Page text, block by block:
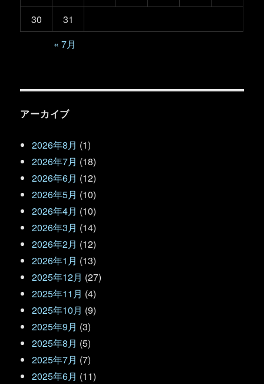
30
31
« 7月
アーカイブ
2026年8月 (1)
2026年7月 (18)
2026年6月 (12)
2026年5月 (10)
2026年4月 (10)
2026年3月 (14)
2026年2月 (12)
2026年1月 (13)
2025年12月 (27)
2025年11月 (4)
2025年10月 (9)
2025年9月 (3)
2025年8月 (5)
2025年7月 (7)
2025年6月 (11)